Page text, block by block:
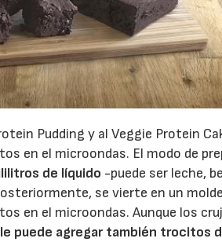
Pudding y al Veggie Protein
en el microondas. El modo de
de líquido -puede ser leche,
se vierte en un
en el microondas. Aunque los
le puede agregar también trocitos